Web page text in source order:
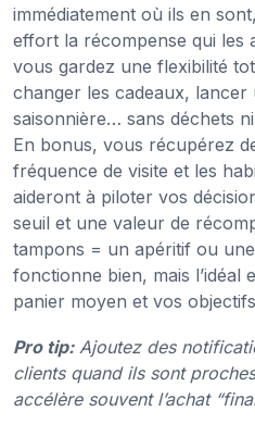
immédiatement où ils en
effort la récompense qui les
vous gardez une flexibilité
changer les cadeaux, lancer
saisonnière… sans déchets
En bonus, vous récupérez
fréquence de visite et les
aideront à piloter vos
seuil et une valeur de
tampons = un apéritif ou
fonctionne bien, mais l’idéal
panier moyen et vos
Pro tip: Ajoutez des
clients quand ils sont
accélère souvent l’achat